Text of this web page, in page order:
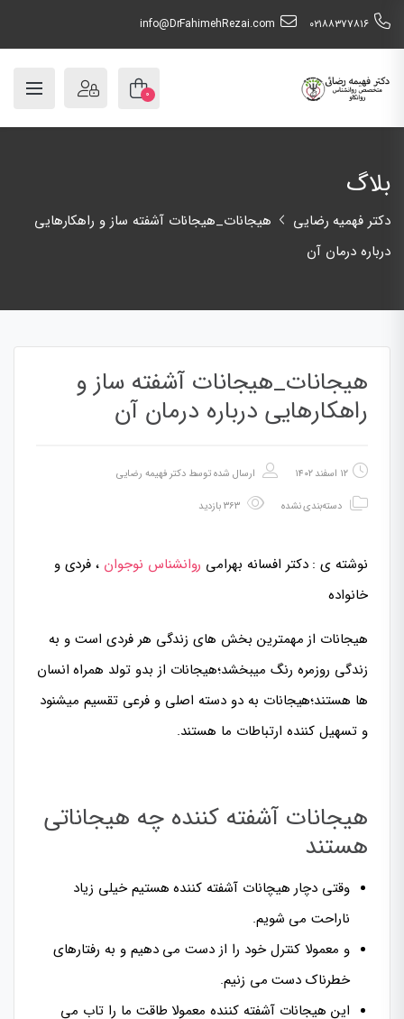
٠٢١٨٨٣٧٧٨١٦ info@DrFahimehRezai.com
۰
بلاگ
دکتر فهمیه رضایی
هیجانات_هیجانات آشفته ساز و راهکارهایی
درباره درمان آن
هیجانات_هیجانات آشفته ساز و
راهکارهایی درباره درمان آن
۱۲ اسفند ۱۴۰۲ ارسال شده توسطدکتر فهیمه رضایی
دسته‌بندی نشده ۳۶۳ بازدید
نوشته ی : دکتر افسانه بهرامی روانشناس نوجوان ، فردی و
خانواده
هیجانات از مهمترین بخش های زندگی هر فردی است و به
زندگی روزمره رنگ میبخشد؛هیجانات از بدو تولد همراه انسان
ها هستند؛هیجانات به دو دسته اصلی و فرعی تقسیم میشنود
و تسهیل کننده ارتباطات ما هستند.
هیجانات آشفته کننده چه هیجاناتی
هستند
وقتی دچار هیچانات آشفته کننده هستیم خیلی زیاد
ناراحت می شویم.
و معمولا کنترل خود را از دست می دهیم و به رفتارهای
خطرناک دست می زنیم.
این هیجانات آشفته کننده معمولا طاقت ما را تاب می